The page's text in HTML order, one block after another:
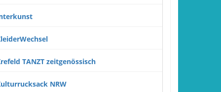
TANZT zeitgenössisch
NRW